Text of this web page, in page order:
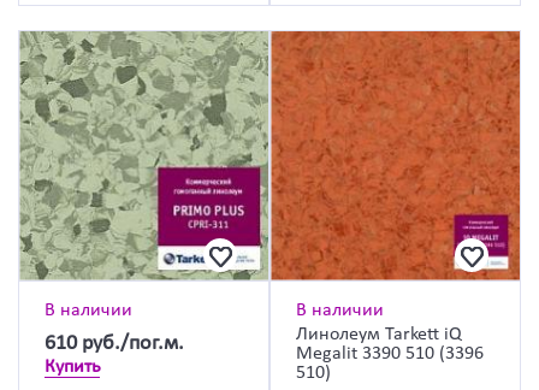
В наличии
610 руб./пог.м.
Купить
В наличии
Линолеум Tarkett iQ
Megalit 3390 510 (3396
510)